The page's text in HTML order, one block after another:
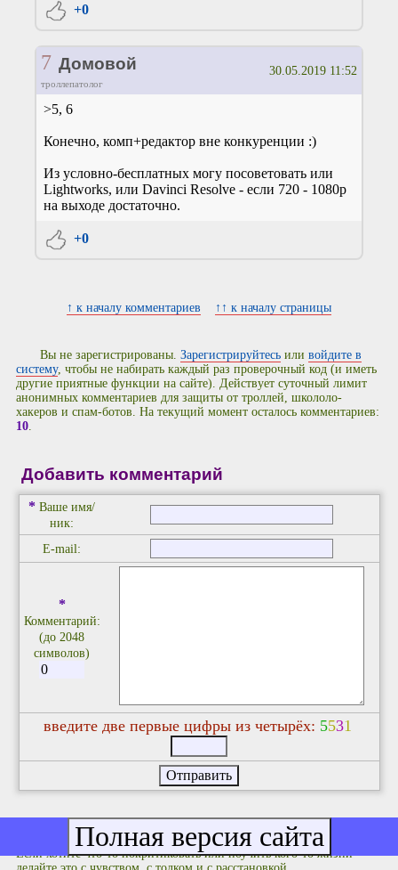
+0
7 Домовой
троллепатолог
30.05.2019 11:52
>5, 6
Конечно, комп+редактор вне конкуренции :)
Из условно-бесплатных могу посоветовать или
Lightworks, или Davinci Resolve - если 720 - 1080p
на выходе достаточно.
+0
↑ к началу комментариев ↑↑ к началу страницы
Вы не зарегистрированы.Зарегистрируйтесь иливойдите в
систему, чтобы не набирать каждый раз проверочный код (и иметь
другие приятные функции на сайте). Действует суточный лимит
анонимных комментариев для защиты от троллей, школоло-
хакеров и спам-ботов. На текущий момент осталось комментариев:
10.
Добавить комментарий
* Ваше имя/
ник:
E-mail:
*
Комментарий:
(до 2048
символов)
введите две первые цифры из четырёх: 5531
Фулюганствовать не надо: соблюдайте правила приличия. Я не
люблю комментариев не по делу типа "Оццтой!" и им подобных.
Если хотите что-то покритиковать или поучить кого-то жизни -